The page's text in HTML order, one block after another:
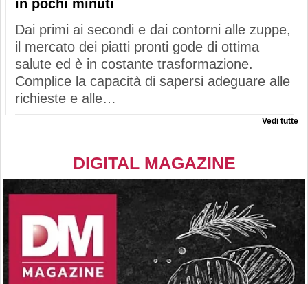
in pochi minuti
Dai primi ai secondi e dai contorni alle zuppe,
il mercato dei piatti pronti gode di ottima
salute ed è in costante trasformazione.
Complice la capacità di sapersi adeguare alle
richieste e alle…
Vedi tutte
DIGITAL MAGAZINE